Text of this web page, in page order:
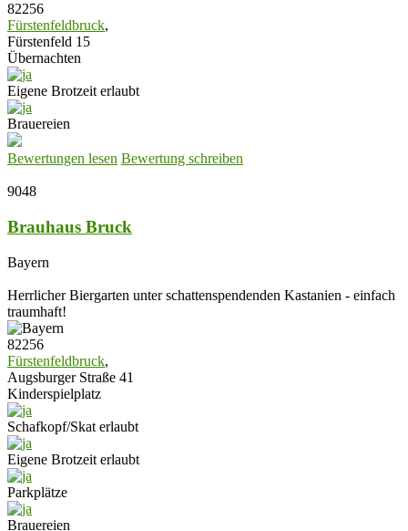
82256
Fürstenfeldbruck,
Fürstenfeld 15
Übernachten
Eigene Brotzeit erlaubt
Brauereien
Bewertungen lesen Bewertung schreiben
9048
Brauhaus Bruck
Bayern
Herrlicher Biergarten unter schattenspendenden Kastanien - einfach
traumhaft!
82256
Fürstenfeldbruck,
Augsburger Straße 41
Kinderspielplatz
Schafkopf/Skat erlaubt
Eigene Brotzeit erlaubt
Parkplätze
Brauereien